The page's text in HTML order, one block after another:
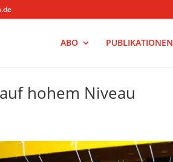
ABO PUBLIKATIONEN
hohem Niveau